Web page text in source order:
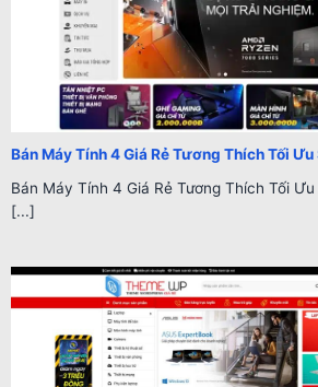
Bán Máy Tính 4 Giá Rẻ Tương Thích Tối Ưu
Bán Máy Tính 4 Giá Rẻ Tương Thích Tối
[...]